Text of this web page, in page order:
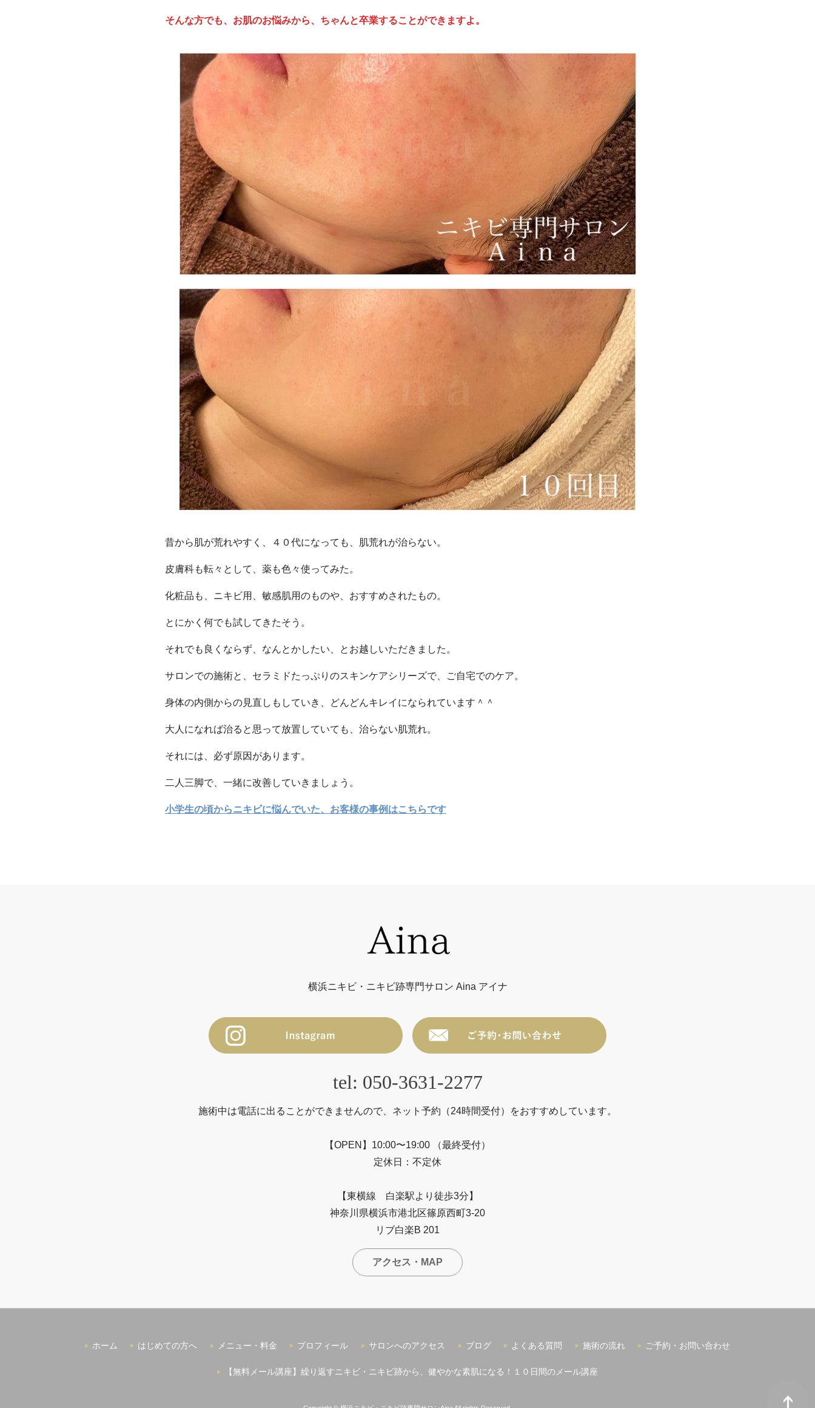
そんな方でも、お肌のお悩みから、ちゃんと卒業することができますよ。
昔から肌が荒れやすく、４０代になっても、肌荒れが治らない。
皮膚科も転々として、薬も色々使ってみた。
化粧品も、ニキビ用、敏感肌用のものや、おすすめされたもの。
とにかく何でも試してきたそう。
それでも良くならず、なんとかしたい、とお越しいただきました。
サロンでの施術と、セラミドたっぷりのスキンケアシリーズで、ご自宅でのケア。
身体の内側からの見直しもしていき、どんどんキレイになられています＾＾
大人になれば治ると思って放置していても、治らない肌荒れ。
それには、必ず原因があります。
二人三脚で、一緒に改善していきましょう。
小学生の頃からニキビに悩んでいた、お客様の事例はこちらです
横浜ニキビ・ニキビ跡専門サロン Aina アイナ
tel: 050-3631-2277
施術中は電話に出ることができませんので、ネット予約（24時間受付）をおすすめしています。
【OPEN】10:00〜19:00 （最終受付）
定休日：不定休
【東横線 白楽駅より徒歩3分】
神奈川県横浜市港北区篠原西町3-20
リブ白楽B 201
アクセス・MAP
ホーム はじめての方へ メニュー・料金 プロフィール サロンへのアクセス ブログ よくある質問 施術の流れ ご予約・お問い合わせ
【無料メール講座】繰り返すニキビ・ニキビ跡から、健やかな素肌になる！１０日間のメール講座